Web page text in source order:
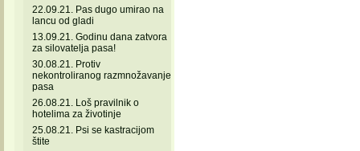
22.09.21. Pas dugo umirao na
lancu od gladi
13.09.21. Godinu dana zatvora
za silovatelja pasa!
30.08.21. Protiv
nekontroliranog razmnožavanje
pasa
26.08.21. Loš pravilnik o
hotelima za životinje
25.08.21. Psi se kastracijom
štite